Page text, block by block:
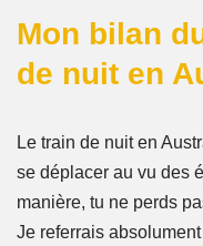
Mon bilan
de nuit en
Le train de nuit en
se déplacer au vu des
manière, tu ne perds
Je referrais